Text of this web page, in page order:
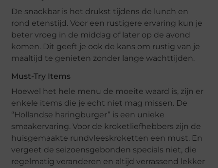
De snackbar is het drukst tijdens de lunch en
rond etenstijd. Voor een rustigere ervaring kun je
beter vroeg in de middag of later op de avond
komen. Dit geeft je ook de kans om rustig van je
maaltijd te genieten zonder lange wachttijden.
Must-Try Items
Hoewel het hele menu de moeite waard is, zijn er
enkele items die je echt niet mag missen. De
“Hollandse haringburger” is een unieke
smaakervaring. Voor de kroketliefhebbers zijn de
huisgemaakte rundvleeskroketten een must. En
vergeet de seizoensgebonden specials niet, die
regelmatig veranderen en altijd verrassend lekker